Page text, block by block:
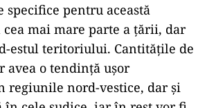
specifice pentru această
cea mai mare parte a ţării, dar
estul teritoriului. Cantităţile de
avea o tendinţă uşor
regiunile nord-vestice, dar şi